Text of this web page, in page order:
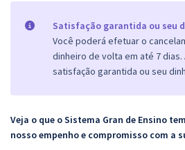
Satisfação garantida ou seu
Você poderá efetuar o
dinheiro de volta em até 7 dias.
satisfação garantida ou seu
Veja o que o Sistema Gran de Ensino
nosso empenho e compromisso com a